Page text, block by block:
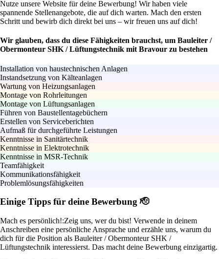
Nutze unsere Website für deine Bewerbung! Wir haben viele
spannende Stellenangebote, die auf dich warten. Mach den ersten
Schritt und bewirb dich direkt bei uns – wir freuen uns auf dich!
Wir glauben, dass du diese Fähigkeiten brauchst, um Bauleiter /
Obermonteur SHK / Lüftungstechnik mit Bravour zu bestehen
Installation von haustechnischen Anlagen
Instandsetzung von Kälteanlagen
Wartung von Heizungsanlagen
Montage von Rohrleitungen
Montage von Lüftungsanlagen
Führen von Baustellentagebüchern
Erstellen von Serviceberichten
Aufmaß für durchgeführte Leistungen
Kenntnisse in Sanitärtechnik
Kenntnisse in Elektrotechnik
Kenntnisse in MSR-Technik
Teamfähigkeit
Kommunikationsfähigkeit
Problemlösungsfähigkeiten
Einige Tipps für deine Bewerbung 🫡
Mach es persönlich!:Zeig uns, wer du bist! Verwende in deinem
Anschreiben eine persönliche Ansprache und erzähle uns, warum du
dich für die Position als Bauleiter / Obermonteur SHK /
Lüftungstechnik interessierst. Das macht deine Bewerbung einzigartig.